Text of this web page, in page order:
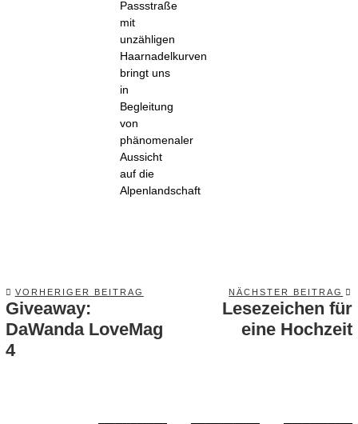
Passstraße
mit
unzähligen
Haarnadelkurven
bringt uns
in
Begleitung
von
phänomenaler
Aussicht
auf die
Alpenlandschaft
VORHERIGER BEITRAG
Previous
post:
Giveaway:
DaWanda LoveMag
4
NÄCHSTER BEITRAG
Lesezeichen für
eine Hochzeit